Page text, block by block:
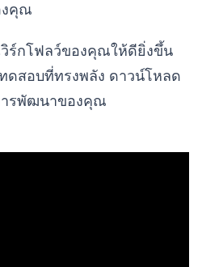
งคุณ
วิร์กโฟลว์ของคุณให้ดียิ่งขึ้น
ดสอบที่ทรงพลัง ดาวน์โหลด
ารพัฒนาของคุณ